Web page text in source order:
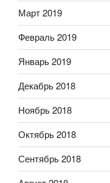
Март 2019
Февраль 2019
Январь 2019
Декабрь 2018
Ноябрь 2018
Октябрь 2018
Сентябрь 2018